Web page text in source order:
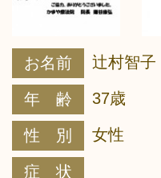
お名前 辻村智子
年 齢 37歳
性 別 女性
症 状